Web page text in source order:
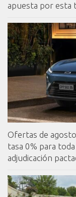
apuesta por esta
Ofertas de
tasa 0% para
adjudicación